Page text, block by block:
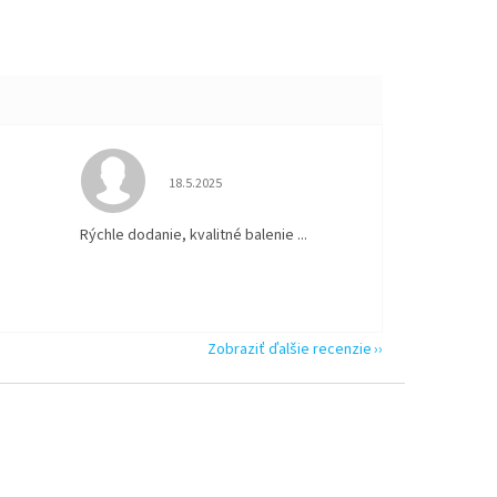
5 z 5 hviezdičiek. Hodnotenie obchodu je 5 z 5 hviezdičiek.
18.5.2025
Rýchle dodanie, kvalitné balenie ...
Zobraziť ďalšie recenzie